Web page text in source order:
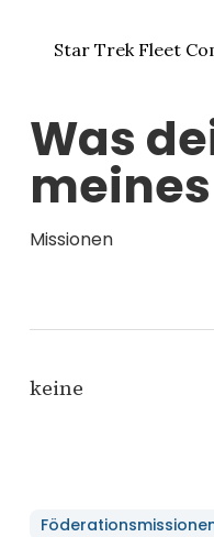
HauptinhaltStar Trek Fleet
Was
meines
Missionen
keine